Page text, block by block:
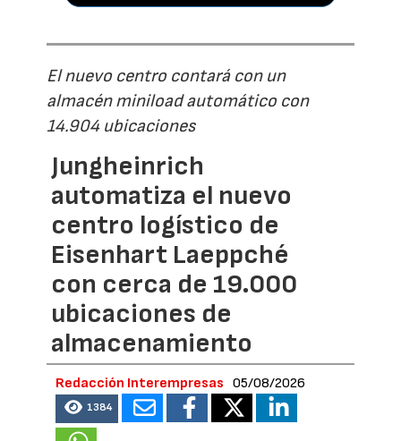
El nuevo centro contará con un
almacén miniload automático con
14.904 ubicaciones
Jungheinrich
automatiza el nuevo
centro logístico de
Eisenhart Laeppché
con cerca de 19.000
ubicaciones de
almacenamiento
Redacción Interempresas 05/08/2026
1384